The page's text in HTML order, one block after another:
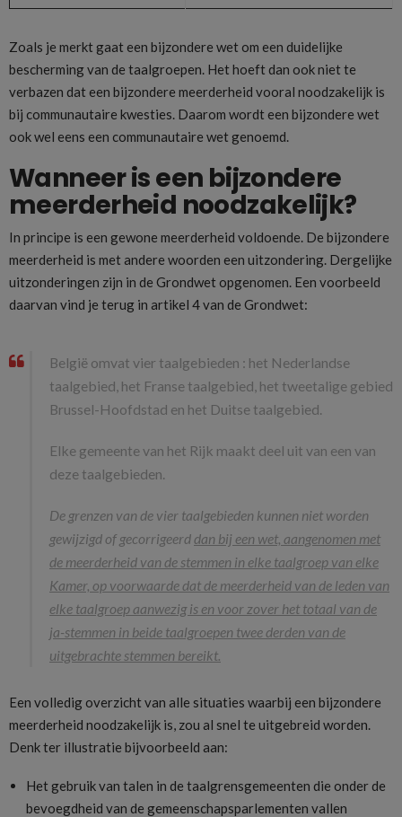
Zoals je merkt gaat een bijzondere wet om een duidelijke
bescherming van de taalgroepen. Het hoeft dan ook niet te
verbazen dat een bijzondere meerderheid vooral noodzakelijk is
bij communautaire kwesties. Daarom wordt een bijzondere wet
ook wel eens een communautaire wet genoemd.
Wanneer is een bijzondere
meerderheid noodzakelijk?
In principe is een gewone meerderheid voldoende. De bijzondere
meerderheid is met andere woorden een uitzondering. Dergelijke
uitzonderingen zijn in de Grondwet opgenomen. Een voorbeeld
daarvan vind je terug in artikel 4 van de Grondwet:
België omvat vier taalgebieden : het Nederlandse
taalgebied, het Franse taalgebied, het tweetalige gebied
Brussel-Hoofdstad en het Duitse taalgebied.
Elke gemeente van het Rijk maakt deel uit van een van
deze taalgebieden.
De grenzen van de vier taalgebieden kunnen niet worden
gewijzigd of gecorrigeerd dan bij een wet, aangenomen met
de meerderheid van de stemmen in elke taalgroep van elke
Kamer, op voorwaarde dat de meerderheid van de leden van
elke taalgroep aanwezig is en voor zover het totaal van de
ja-stemmen in beide taalgroepen twee derden van de
uitgebrachte stemmen bereikt.
Een volledig overzicht van alle situaties waarbij een bijzondere
meerderheid noodzakelijk is, zou al snel te uitgebreid worden.
Denk ter illustratie bijvoorbeeld aan:
Het gebruik van talen in de taalgrensgemeenten die onder de
bevoegdheid van de gemeenschapsparlementen vallen